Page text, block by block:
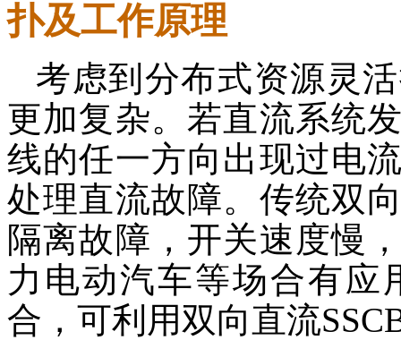
扑及工作原理
考虑到分布式资源灵
更加复杂。若直流系统
线的任一方向出现过电
处理直流故障。传统双
隔离故障，开关速度慢
力电动汽车等场合有应
合，可利用双向直流